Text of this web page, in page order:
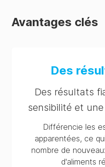
Avantages clés
Des
Des résultats
sensibilité et
Différencie les
apparentées, ce
nombre de
d'aliments